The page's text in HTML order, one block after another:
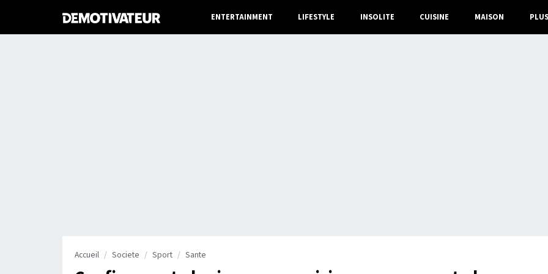
ENTERTAINMENT LIFESTYLE INSOLITE CUISINE MAISON PLUS
Accueil Societe Sport Sante